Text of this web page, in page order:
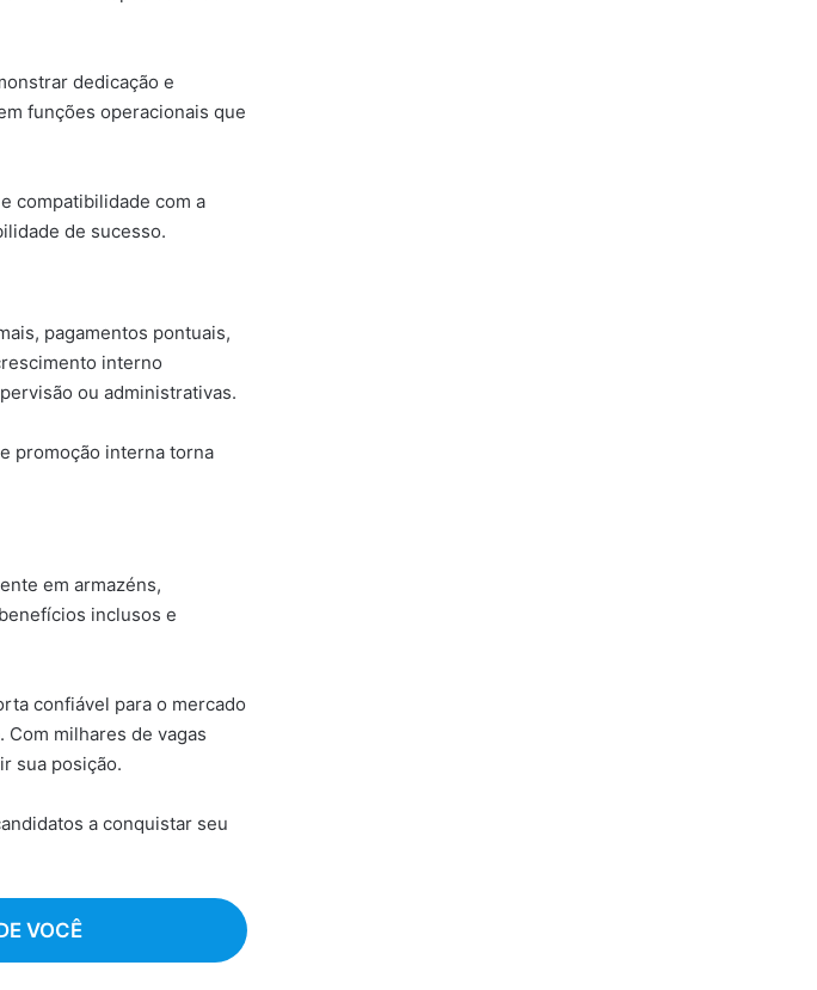
dedicação e
funções operacionais que
compatibilidade com a
de sucesso.
pagamentos pontuais,
interno
ou administrativas.
promoção interna torna
em armazéns,
inclusos e
confiável para o mercado
milhares de vagas
sua posição.
a conquistar seu
VOCÊ